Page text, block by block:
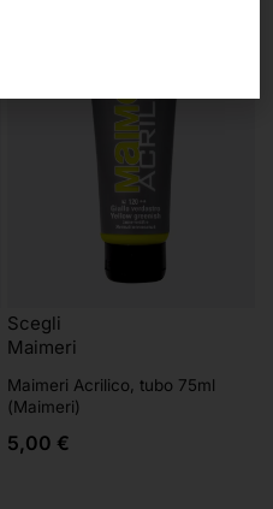
Scegli
Maimeri
Maimeri Acrilico, tubo 75ml
(Maimeri)
5,00 €